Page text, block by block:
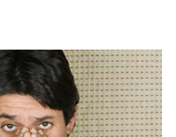
PARA PROFESIONALES
AR (ES)